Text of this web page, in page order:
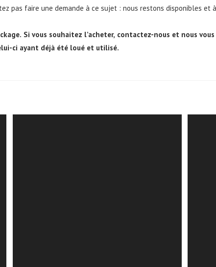
pas faire une demande à ce sujet : nous restons disponibles et
Si vous souhaitez l’acheter, contactez-nous et nous
ci ayant déjà été loué et utilisé.